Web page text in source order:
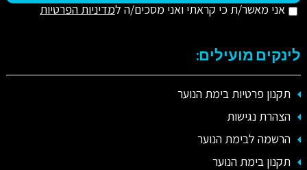
אני מאשר/ת כי קראתי ואני מסכים/ה למדיניות הפרטיות
לינקים מועילים:
תקנון פרטיות בימת הנוער
הצהרת נגישות
הרשמה לבימת הנוער
תקנון בימת הנוער